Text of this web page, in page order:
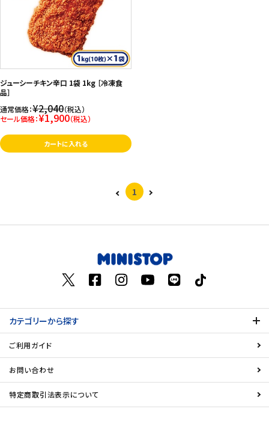
ジューシーチキン辛口 1袋 1kg ［冷凍食
品］
通常価格：¥2,040（税込）
セール価格：¥1,900（税込）
カートに入れる
1
カテゴリーから探す
ご利用ガイド
お問い合わせ
特定商取引法表示について